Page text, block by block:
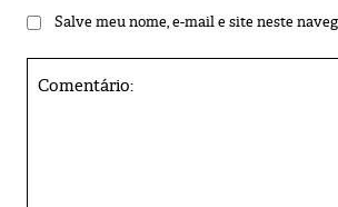
Salve meu nome, e-mail e site neste